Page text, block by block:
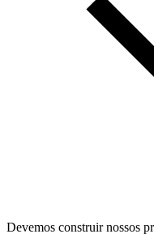
Devemos construir nossos